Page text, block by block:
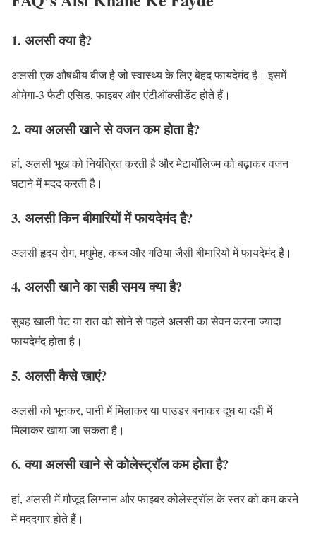
1. अलसी क्या है?
अलसी एक औषधीय बीज है जो स्वास्थ्य के लिए बेहद फायदेमंद है। इसमें
ओमेगा-3 फैटी एसिड, फाइबर और एंटीऑक्सीडेंट होते हैं।
2. क्या अलसी खाने से वजन कम होता है?
हां, अलसी भूख को नियंत्रित करती है और मेटाबॉलिज्म को बढ़ाकर वजन
घटाने में मदद करती है।
3. अलसी किन बीमारियों में फायदेमंद है?
अलसी हृदय रोग, मधुमेह, कब्ज और गठिया जैसी बीमारियों में फायदेमंद है।
4. अलसी खाने का सही समय क्या है?
सुबह खाली पेट या रात को सोने से पहले अलसी का सेवन करना ज्यादा
फायदेमंद होता है।
5. अलसी कैसे खाएं?
अलसी को भूनकर, पानी में मिलाकर या पाउडर बनाकर दूध या दही में
मिलाकर खाया जा सकता है।
6. क्या अलसी खाने से कोलेस्ट्रॉल कम होता है?
हां, अलसी में मौजूद लिग्नान और फाइबर कोलेस्ट्रॉल के स्तर को कम करने
में मददगार होते हैं।